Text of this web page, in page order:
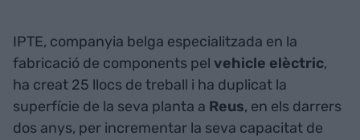
IPTE, companyia belga especialitzada en la
fabricació de components pel vehicle elèctric,
ha creat 25 llocs de treball i ha duplicat la
superfície de la seva planta a Reus, en els darrers
dos anys, per incrementar la seva capacitat de